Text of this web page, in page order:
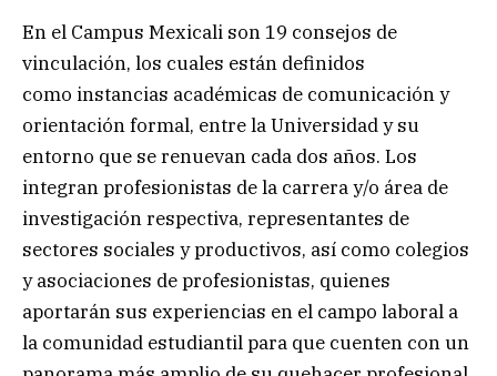
En el Campus Mexicali son 19 consejos de
vinculación, los cuales están definidos
como instancias académicas de comunicación y
orientación formal, entre la Universidad y su
entorno que se renuevan cada dos años. Los
integran profesionistas de la carrera y/o área de
investigación respectiva, representantes de
sectores sociales y productivos, así como colegios
y asociaciones de profesionistas, quienes
aportarán sus experiencias en el campo laboral a
la comunidad estudiantil para que cuenten con un